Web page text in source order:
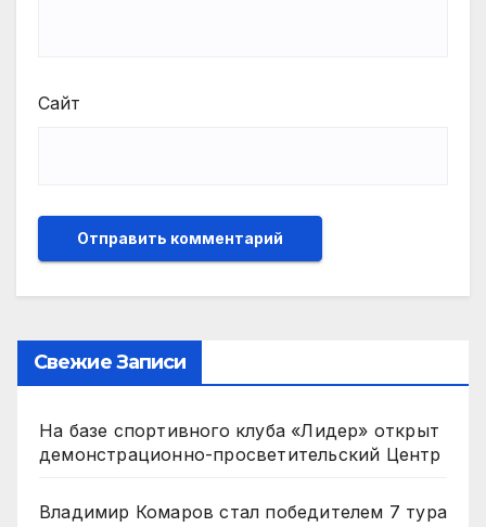
Сайт
Свежие Записи
На базе спортивного клуба «Лидер» открыт
демонстрационно-просветительский Центр
Владимир Комаров стал победителем 7 тура